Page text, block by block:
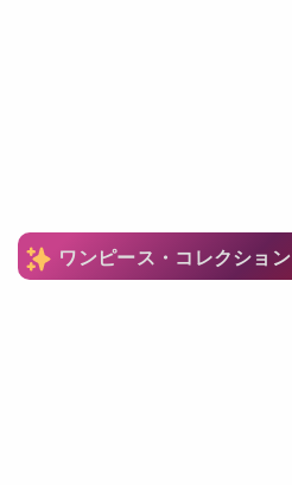
ワンピース・コレクション